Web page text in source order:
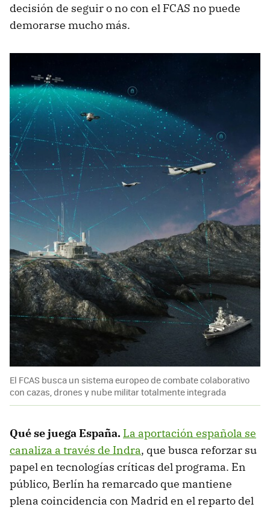
decisión de seguir o no con el FCAS no puede
demorarse mucho más.
El FCAS busca un sistema europeo de combate colaborativo
con cazas, drones y nube militar totalmente integrada
Qué se juega España. La aportación española se
canaliza a través de Indra, que busca reforzar su
papel en tecnologías críticas del programa. En
público, Berlín ha remarcado que mantiene
plena coincidencia con Madrid en el reparto del